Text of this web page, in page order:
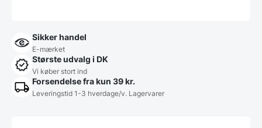
Sikker handel
E-mærket
Største udvalg i DK
Vi køber stort ind
Forsendelse fra kun 39 kr.
Leveringstid 1-3 hverdage/v. Lagervarer